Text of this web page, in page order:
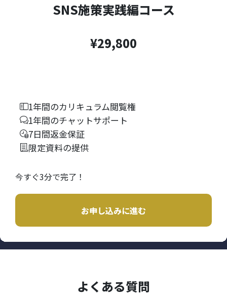
SNS施策実践編コース
¥29,800
1年間のカリキュラム閲覧権
1年間のチャットサポート
7日間返金保証
限定資料の提供
今すぐ3分で完了！
お申し込みに進む
よくある質問